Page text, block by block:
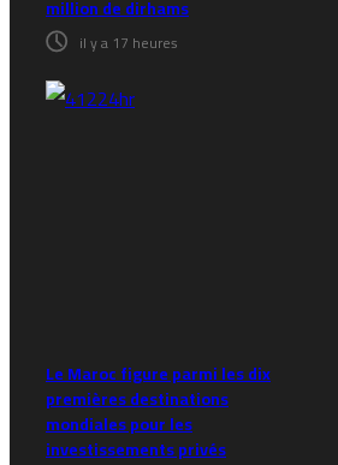
million de dirhams
il y a 17 heures
Le Maroc figure parmi les dix
premières destinations
mondiales pour les
investissements privés